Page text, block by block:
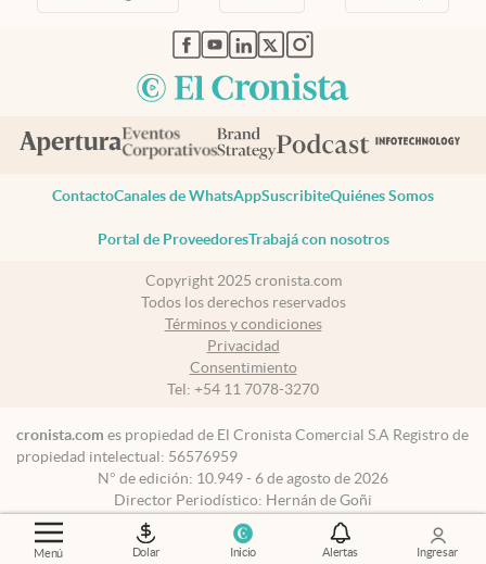
Menú Dolar Inicio Alertas Ingresar
abre en nueva pestaña
abre en nueva pestaña
abre en nueva pestaña
abre en nueva pestaña
abre en nueva pestaña
ContactoCanales de WhatsAppSuscribiteQuiénes Somos
Portal de ProveedoresTrabajá con nosotros
Copyright 2025 cronista.com
Todos los derechos reservados
Términos y condiciones
Privacidad
Consentimiento
Tel: +54 11 7078-3270
cronista.com es propiedad de El Cronista Comercial S.A Registro de
propiedad intelectual: 56576959
N° de edición: 10.949 - 6 de agosto de 2026
Director Periodístico: Hernán de Goñi